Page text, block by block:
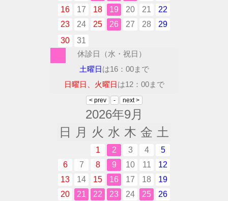
16
17 18 19 20 21
22
23
24 25 26 27 28
29
30
31
休診日（水・祝日）
土曜日は16：00まで
日曜日、火曜日は12：00まで
2026年9月
日
月 火 水 木 金 土
1 2 3 4
5
6
7 8 9 10 11
12
13
14 15 16 17 18
19
20
21 22 23 24 25
26